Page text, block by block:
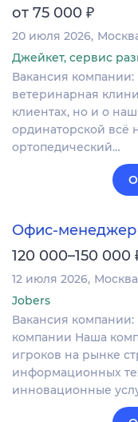
от 75 000 ₽
20 июля 2026
Джейкет, сервис
Вакансия
ветеринарная
клиентах, но и о
ординаторской всё
ортопедический…
Офис-менеджер
120 000–150 000
12 июля 2026 Москва
Jobers
Вакансия
компании Наша
игроков на рынке
информационных
инновационные